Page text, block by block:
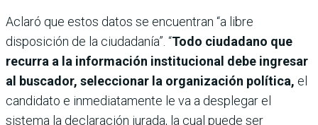
Aclaró que estos datos se encuentran “a libre
disposición de la ciudadanía”. “Todo ciudadano que
recurra a la información institucional debe ingresar
al buscador, seleccionar la organización política, el
candidato e inmediatamente le va a desplegar el
sistema la declaración jurada, la cual puede ser